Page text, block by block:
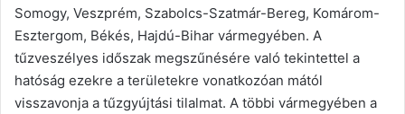
Somogy, Veszprém, Szabolcs-Szatmár-Bereg, Komárom-
Esztergom, Békés, Hajdú-Bihar vármegyében. A
tűzveszélyes időszak megszűnésére való tekintettel a
hatóság ezekre a területekre vonatkozóan mától
visszavonja a tűzgyújtási tilalmat. A többi vármegyében a